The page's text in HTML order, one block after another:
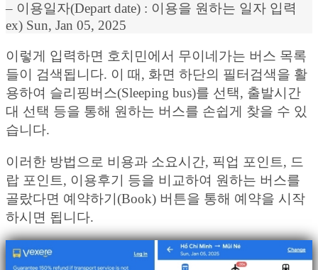
– 이용일자(Depart date) : 이용을 원하는 일자 입력
ex) Sun, Jan 05, 2025
이렇게 입력하면 호치민에서 무이네가는 버스 목록
들이 검색됩니다. 이 때, 화면 하단의 필터검색을 활
용하여 슬리핑버스(Sleeping bus)를 선택, 출발시간
대 선택 등을 통해 원하는 버스를 손쉽게 찾을 수 있
습니다.
이러한 방법으로 비용과 소요시간, 픽업 포인트, 드
랍 포인트, 이용후기 등을 비교하여 원하는 버스를
골랐다면 예약하기(Book) 버튼을 통해 예약을 시작
하시면 됩니다.